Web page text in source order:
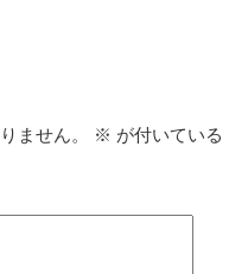
ません。 ※ が付いている